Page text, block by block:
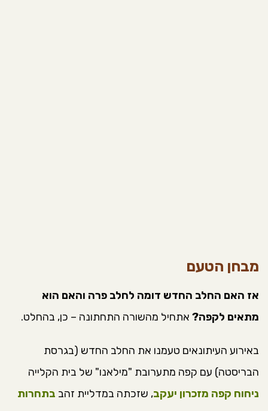
מבחן הטעם
אז האם החלב החדש דומה לחלב פרה והאם הוא
מתאים לקפה? אתחיל מהשורה התחתונה – כן, בהחלט.
באירוע העיתונאים טעמנו את החלב החדש (בגרסת
הבריסטה) עם קפה מתערובת "מילאנו" של בית הקלייה
ניחוח קפה מזכרון יעקב, שזכתה במדליית זהב בתחרות